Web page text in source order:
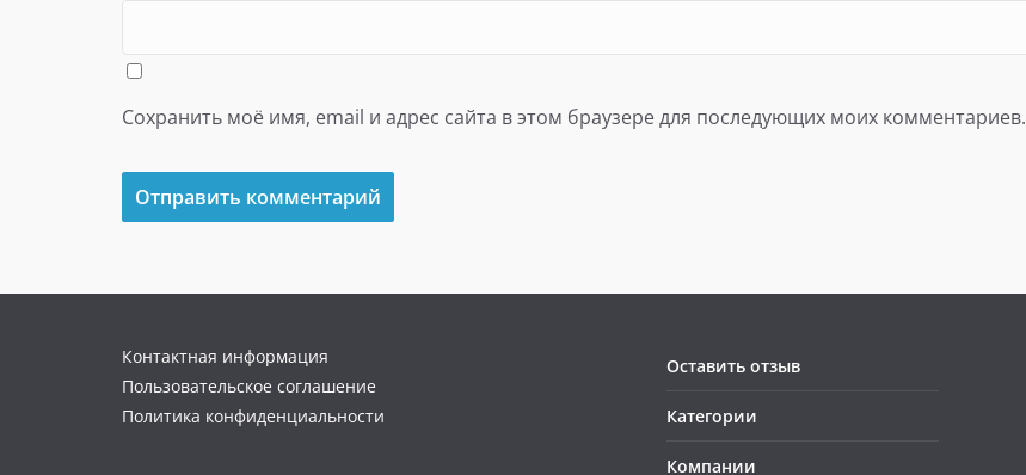
Сохранить моё имя, email и адрес сайта в этом браузере для последующих моих комментариев.
Контактная информация
Пользовательское соглашение
Политика конфиденциальности
Оставить отзыв
Категории
Компании